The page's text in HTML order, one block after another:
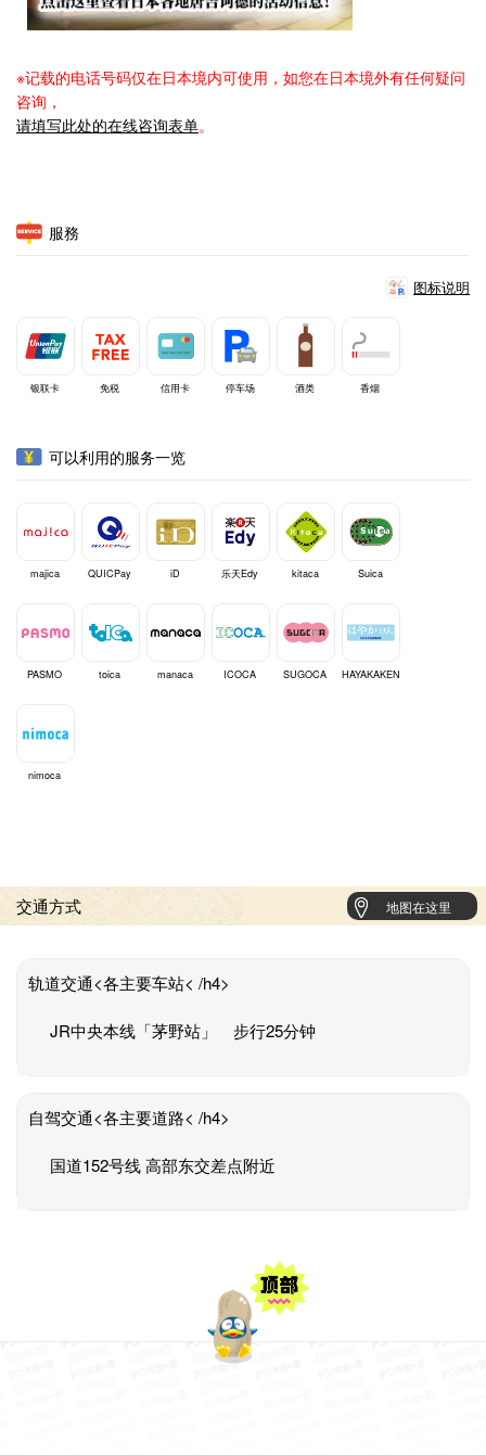
※记载的电话号码仅在日本境内可使用，如您在日本境外有任何疑问
咨询，
请填写此处的在线咨询表单。
服務
图标说明
银联卡 免税 信用卡 停车场 酒类 香烟
可以利用的服务一览
majica QUICPay iD 乐天Edy kitaca Suica
PASMO toica manaca ICOCA SUGOCA HAYAKAKEN
nimoca
交通方式 地图在这里
轨道交通<各主要车站< /h4>
JR中央本线「茅野站」 步行25分钟
自驾交通<各主要道路< /h4>
国道152号线 高部东交差点附近